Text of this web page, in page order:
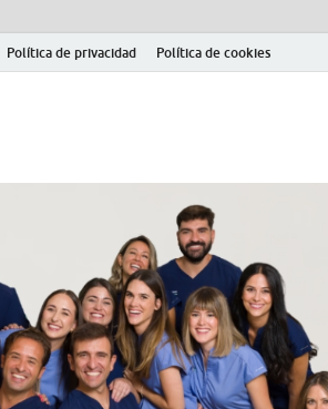
Política de privacidad Política de cookies